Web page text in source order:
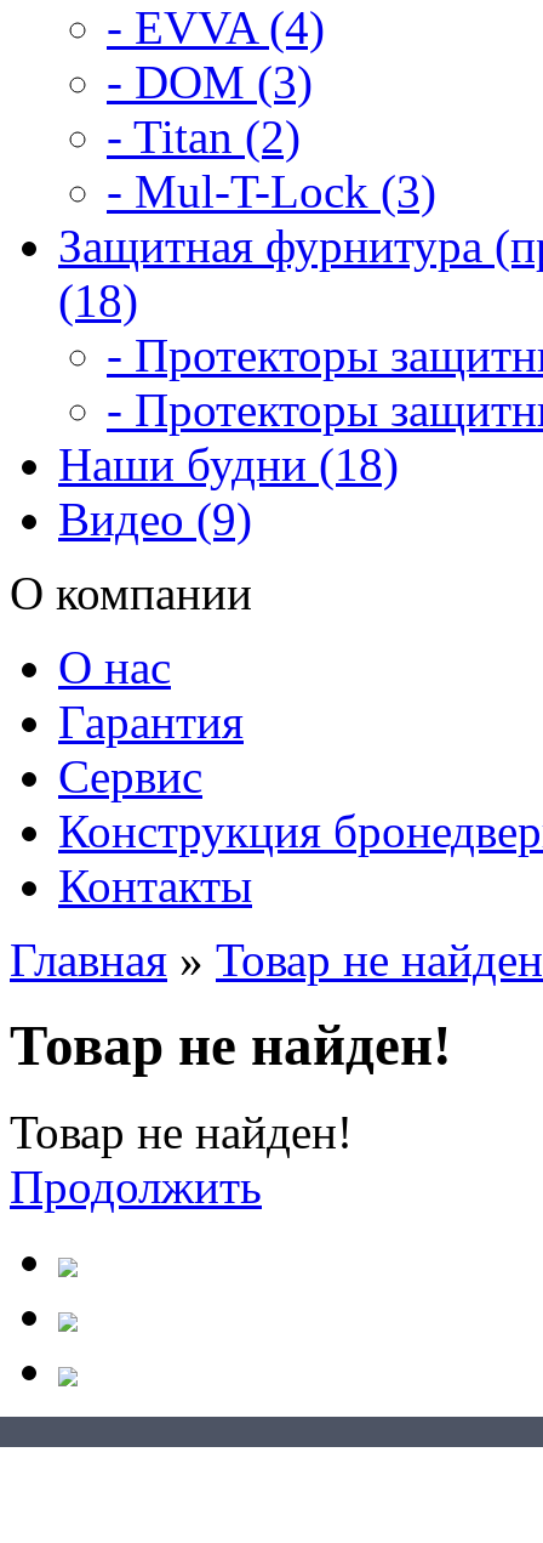
- EVVA (4)
- DOM (3)
- Titan (2)
- Mul-T-Lock (3)
Защитная фурнитура
(18)
- Протекторы
- Протекторы
Наши будни (18)
Видео (9)
О компании
О нас
Гарантия
Сервис
Конструкция
Контакты
Главная » Товар не
Товар не найден!
Товар не найден!
Продолжить